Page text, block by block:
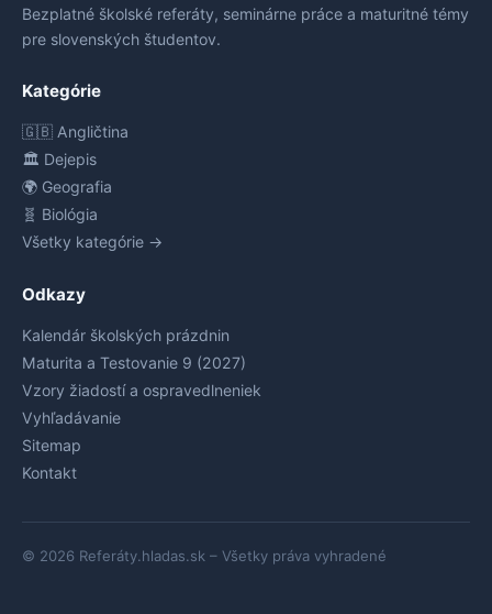
Bezplatné školské referáty, seminárne práce a maturitné témy
pre slovenských študentov.
Kategórie
🇬🇧 Angličtina
🏛️ Dejepis
🌍 Geografia
🧬 Biológia
Všetky kategórie →
Odkazy
Kalendár školských prázdnin
Maturita a Testovanie 9 (2027)
Vzory žiadostí a ospravedlneniek
Vyhľadávanie
Sitemap
Kontakt
© 2026 Referáty.hladas.sk – Všetky práva vyhradené